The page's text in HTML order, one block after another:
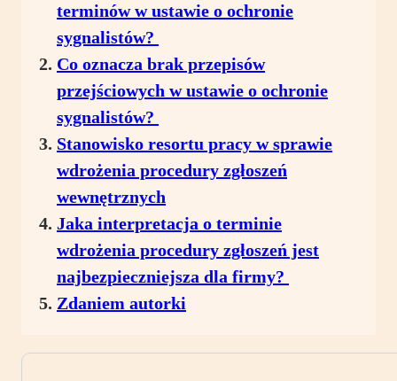
terminów w ustawie o ochronie
sygnalistów?
Co oznacza brak przepisów
przejściowych w ustawie o ochronie
sygnalistów?
Stanowisko resortu pracy w sprawie
wdrożenia procedury zgłoszeń
wewnętrznych
Jaka interpretacja o terminie
wdrożenia procedury zgłoszeń jest
najbezpieczniejsza dla firmy?
Zdaniem autorki